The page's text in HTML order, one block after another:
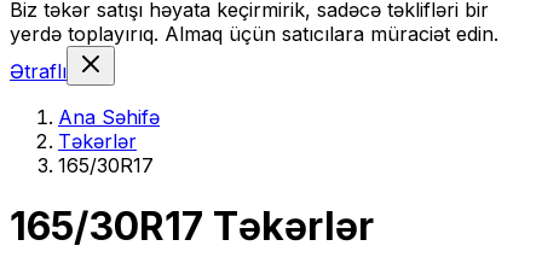
Biz təkər satışı həyata keçirmirik, sadəcə təklifləri bir
yerdə toplayırıq. Almaq üçün satıcılara müraciət edin.
Ətraflı
Ana Səhifə
Təkərlər
165/30R17
165/30R17 Təkərlər